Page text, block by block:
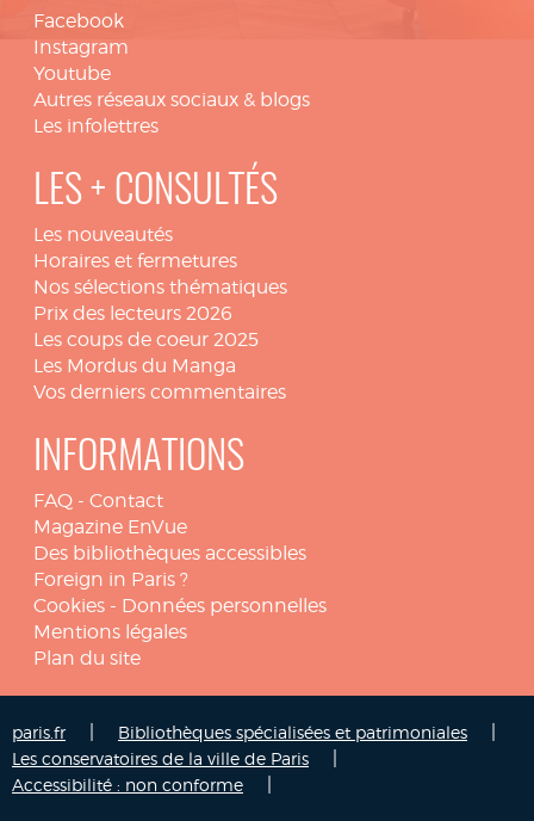
Facebook
Instagram
Youtube
Autres réseaux sociaux & blogs
Les infolettres
LES + CONSULTÉS
Les nouveautés
Horaires et fermetures
Nos sélections thématiques
Prix des lecteurs 2026
Les coups de coeur 2025
Les Mordus du Manga
Vos derniers commentaires
INFORMATIONS
FAQ - Contact
Magazine EnVue
Des bibliothèques accessibles
Foreign in Paris ?
Cookies - Données personnelles
Mentions légales
Plan du site
paris.fr Bibliothèques spécialisées et patrimoniales
Les conservatoires de la ville de Paris
Accessibilité : non conforme